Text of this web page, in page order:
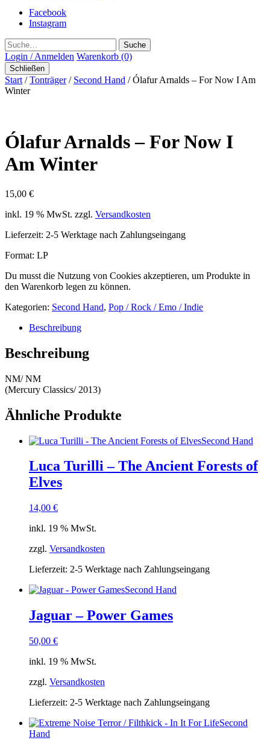
Facebook
Instagram
Suche
Login / Anmelden Warenkorb (0)
Schließen
Start /Tonträger/ Second Hand / Ólafur Arnalds ‎– For Now I Am
Winter
Ólafur Arnalds ‎– For Now I
Am Winter
15,00 €
inkl. 19 % MwSt. zzgl. Versandkosten
Lieferzeit: 2-5 Werktage nach Zahlungseingang
Format: LP
Du musst die Nutzung von Cookies akzeptieren, um Produkte in
den Warenkorb legen zu können.
Kategorien: Second Hand, Pop / Rock / Emo / Indie
Beschreibung
Beschreibung
NM/ NM
(Mercury Classics/ 2013)
Ähnliche Produkte
Second Hand
Luca Turilli – The Ancient Forests of
Elves
14,00 €
inkl. 19 % MwSt.
zzgl. Versandkosten
Lieferzeit: 2-5 Werktage nach Zahlungseingang
Second Hand
Jaguar – Power Games
50,00 €
inkl. 19 % MwSt.
zzgl. Versandkosten
Lieferzeit: 2-5 Werktage nach Zahlungseingang
Second
Hand